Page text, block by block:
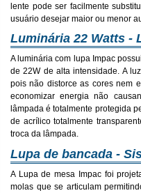
lente pode ser facilmente
usuário desejar maior ou menor
Luminária 22 Watts -
A luminária com lupa Impac
de 22W de alta intensidade. A
pois não distorce as cores nem
economizar energia não
lâmpada é totalmente protegida
de acrílico totalmente
troca da lâmpada.
Lupa de bancada -
A Lupa de mesa Impac foi
molas que se articulam